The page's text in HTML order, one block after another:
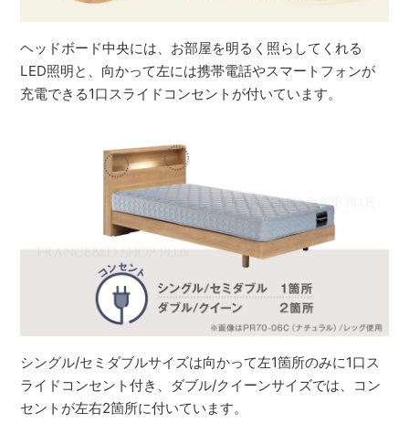
ヘッドボード中央には、お部屋を明るく照らしてくれる
LED照明と、向かって左には携帯電話やスマートフォンが
充電できる1口スライドコンセントが付いています。
シングル/セミダブルサイズは向かって左1箇所のみに1口ス
ライドコンセント付き、ダブル/クイーンサイズでは、コン
セントが左右2箇所に付いています。